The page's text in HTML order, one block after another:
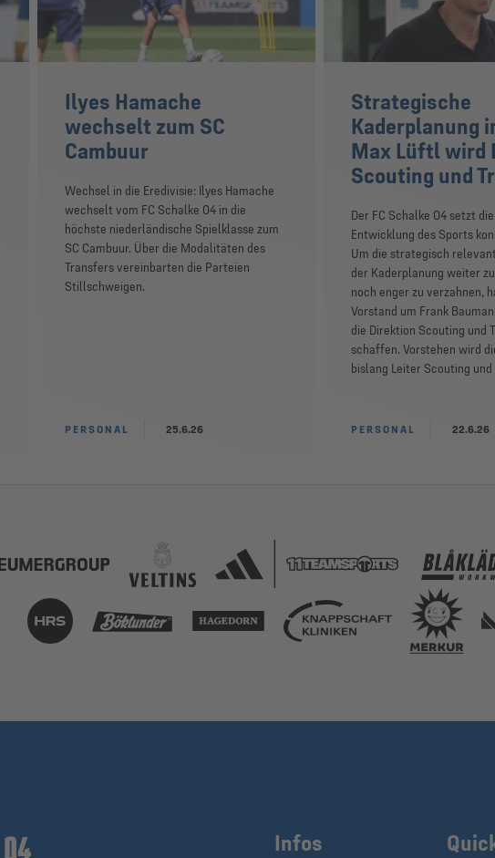
Ilyes Hamache
wechselt zum SC
Cambuur
Wechsel in die Eredivisie: Ilyes Hamache
wechselt vom FC Schalke 04 in die
höchste niederländische Spielklasse zum
SC Cambuur. Über die Modalitäten des
Transfers vereinbarten die Parteien
Stillschweigen.
PERSONAL 25.6.26
Strategische
Kaderplanung
Max Lüftl wird
Scouting und
Der FC Schalke 04 setzt
Entwicklung des Sports
Um die strategisch
der Kaderplanung weiter
noch enger zu verzahnen,
Vorstand um Frank
die Direktion Scouting und
schaffen. Vorstehen wird
bislang Leiter Scouting
PERSONAL 22.6.26
Infos